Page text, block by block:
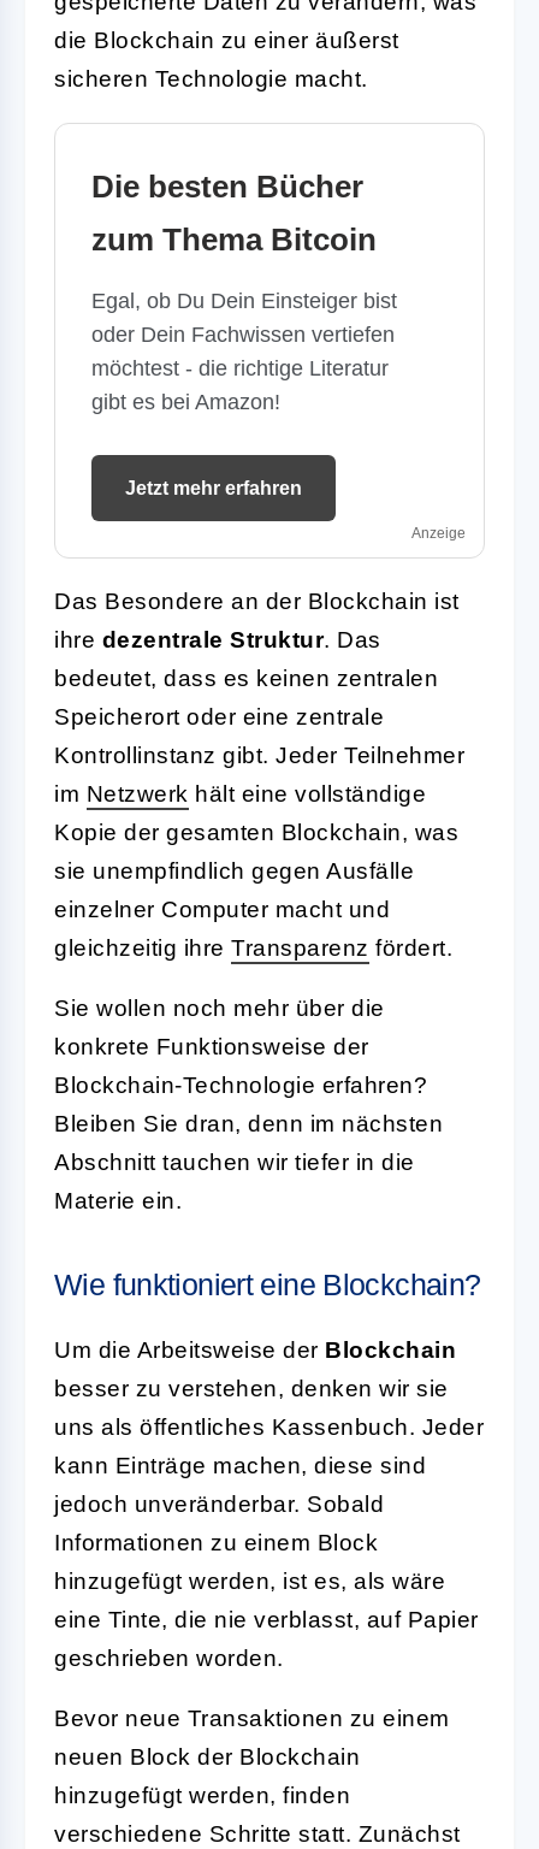
die Blockchain zu einer äußerst
sicheren Technologie macht.
Die besten Bücher
zum Thema Bitcoin
Egal, ob Du Dein Einsteiger bist
oder Dein Fachwissen vertiefen
möchtest - die richtige Literatur
gibt es bei Amazon!
Jetzt mehr erfahren
Anzeige
Das Besondere an der Blockchain ist
ihre dezentrale Struktur. Das
bedeutet, dass es keinen zentralen
Speicherort oder eine zentrale
Kontrollinstanz gibt. Jeder Teilnehmer
im Netzwerk hält eine vollständige
Kopie der gesamten Blockchain, was
sie unempfindlich gegen Ausfälle
einzelner Computer macht und
gleichzeitig ihre Transparenz fördert.
Sie wollen noch mehr über die
konkrete Funktionsweise der
Blockchain-Technologie erfahren?
Bleiben Sie dran, denn im nächsten
Abschnitt tauchen wir tiefer in die
Materie ein.
Wie funktioniert eine Blockchain?
Um die Arbeitsweise der Blockchain
besser zu verstehen, denken wir sie
uns als öffentliches Kassenbuch. Jeder
kann Einträge machen, diese sind
jedoch unveränderbar. Sobald
Informationen zu einem Block
hinzugefügt werden, ist es, als wäre
eine Tinte, die nie verblasst, auf Papier
geschrieben worden.
Bevor neue Transaktionen zu einem
neuen Block der Blockchain
hinzugefügt werden, finden
verschiedene Schritte statt. Zunächst